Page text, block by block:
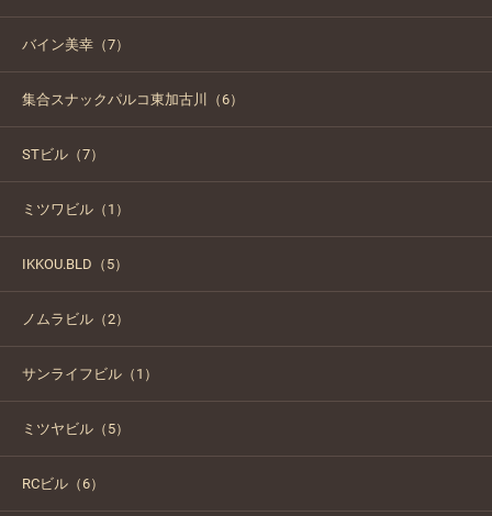
バイン美幸（7）
集合スナックパルコ東加古川（6）
STビル（7）
ミツワビル（1）
IKKOU.BLD（5）
ノムラビル（2）
サンライフビル（1）
ミツヤビル（5）
RCビル（6）